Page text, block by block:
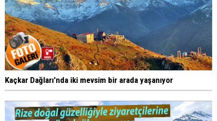
Kaçkar Dağları'nda iki mevsim bir arada yaşanıyor